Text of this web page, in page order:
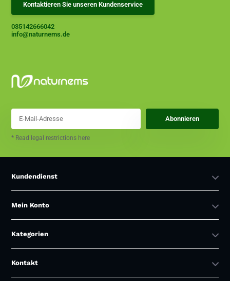
Kontaktieren Sie unseren Kundenservice
035142666042
info@naturnems.de
Abonnieren
* Read legal restrictions here
Kundendienst
Mein Konto
Kategorien
Kontakt